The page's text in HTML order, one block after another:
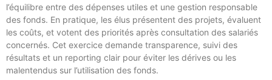
l’équilibre entre des dépenses utiles et une gestion responsable
des fonds. En pratique, les élus présentent des projets, évaluent
les coûts, et votent des priorités après consultation des salariés
concernés. Cet exercice demande transparence, suivi des
résultats et un reporting clair pour éviter les dérives ou les
malentendus sur l’utilisation des fonds.